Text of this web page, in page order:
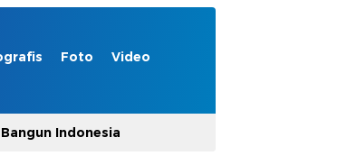
Foto Video
Bangun Indonesia